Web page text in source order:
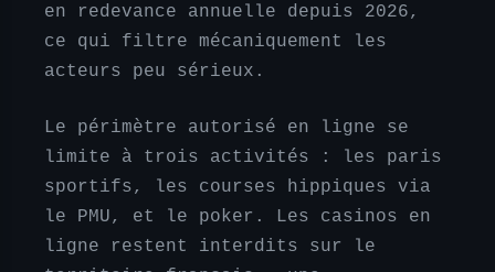
en redevance annuelle depuis 2026,
ce qui filtre mécaniquement les
acteurs peu sérieux.
Le périmètre autorisé en ligne se
limite à trois activités : les paris
sportifs, les courses hippiques via
le PMU, et le poker. Les casinos en
ligne restent interdits sur le